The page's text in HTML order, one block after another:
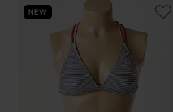
NEW